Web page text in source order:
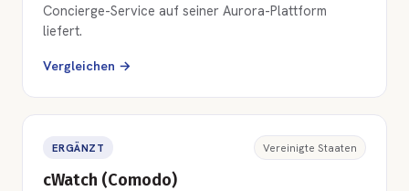
Concierge-Service auf seiner Aurora-Plattform
liefert.
Vergleichen →
ERGÄNZT Vereinigte Staaten
cWatch (Comodo)